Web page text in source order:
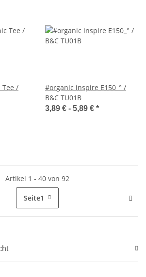
Tee /
#organic inspire E150_° /
B&C TU01B
3,89 € - 5,89 € *
Artikel 1 - 40 von 92
Seite1